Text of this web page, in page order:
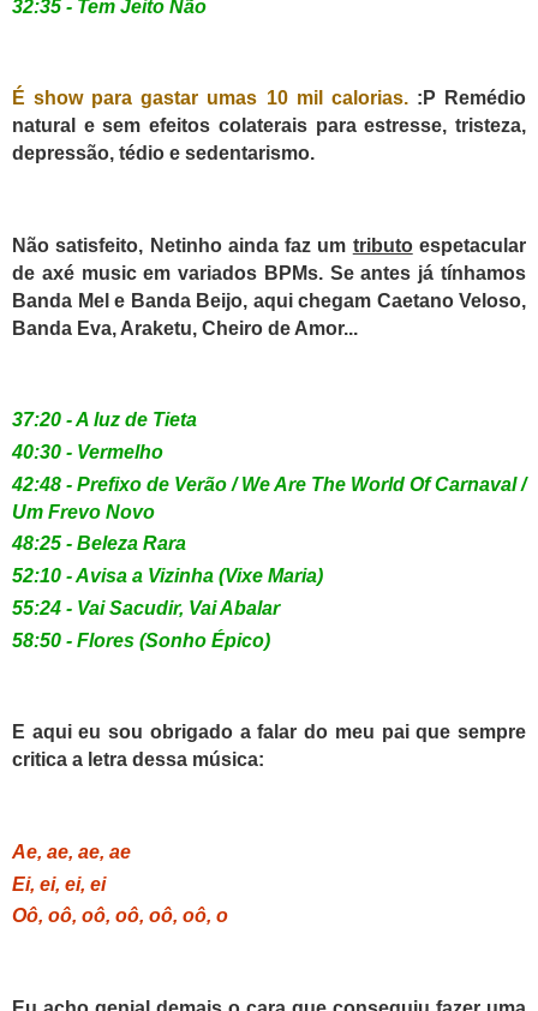
32:35 - Tem Jeito Não
É show para gastar umas 10 mil calorias.:P Remédio
natural e sem efeitos colaterais para estresse, tristeza,
depressão, tédio e sedentarismo.
Não satisfeito, Netinho ainda faz um tributoespetacular
de axé music em variados BPMs. Se antes já tínhamos
Banda Mel e Banda Beijo, aqui chegam Caetano Veloso,
Banda Eva, Araketu, Cheiro de Amor...
37:20 - A luz de Tieta
40:30 - Vermelho
42:48 - Prefixo de Verão / We Are The World Of Carnaval /
Um Frevo Novo
48:25 - Beleza Rara
52:10 - Avisa a Vizinha (Vixe Maria)
55:24 - Vai Sacudir, Vai Abalar
58:50 - Flores (Sonho Épico)
E aqui eu sou obrigado a falar do meu pai que sempre
critica a letra dessa música:
Ae, ae, ae, ae
Ei, ei, ei, ei
Oô, oô, oô, oô, oô, oô, o